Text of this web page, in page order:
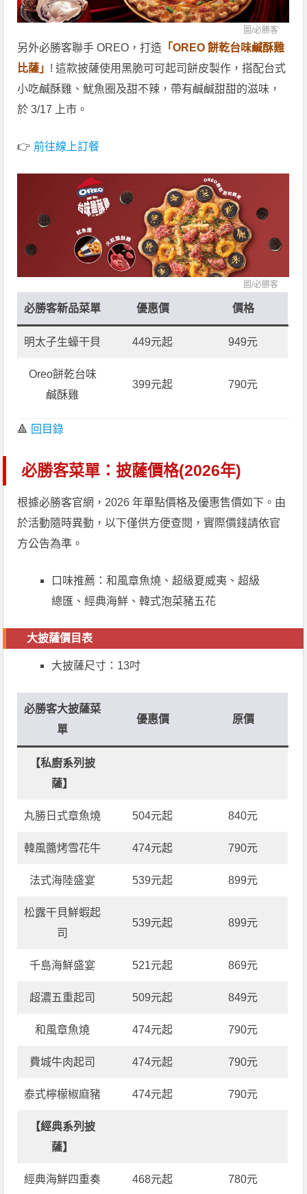
圖/必勝客
另外必勝客聯手 OREO，打造 「OREO 餅乾台味鹹酥雞
比薩」 ! 這款披薩使用黑脆可可起司餅皮製作，搭配台式
小吃鹹酥雞、魷魚圈及甜不辣，帶有鹹鹹甜甜的滋味，
於 3/17 上市。
👉前往線上訂餐
圖/必勝客
必勝客新品菜單 優惠價 價格
明太子生蠔干貝 449元起 949元
Oreo餅乾台味
鹹酥雞
399元起 790元
🔺 回目錄
必勝客菜單：披薩價格(2026年)
根據必勝客官網，2026 年單點價格及優惠售價如下。由
於活動隨時異動，以下僅供方便查閱，實際價錢請依官
方公告為準。
口味推薦：和風章魚燒、超級夏威夷、超級
總匯、經典海鮮、韓式泡菜豬五花
大披薩價目表
大披薩尺寸：13吋
必勝客大披薩菜
單
優惠價 原價
【私廚系列披
薩】
丸勝日式章魚燒 504元起 840元
韓風醬烤雪花牛 474元起 790元
法式海陸盛宴 539元起 899元
松露干貝鮮蝦起
司
539元起 899元
千島海鮮盛宴 521元起 869元
超濃五重起司 509元起 849元
和風章魚燒 474元起 790元
費城牛肉起司 474元起 790元
泰式檸檬椒麻豬 474元起 790元
【經典系列披
薩】
經典海鮮四重奏 468元起 780元